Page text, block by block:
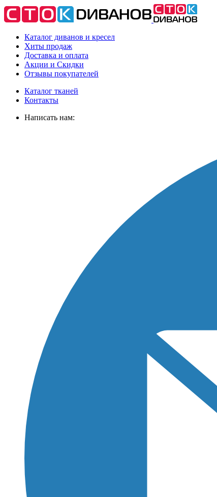
Каталог диванов и кресел
Хиты продаж
Доставка и оплата
Акции и Скидки
Отзывы покупателей
Каталог тканей
Контакты
Написать нам: